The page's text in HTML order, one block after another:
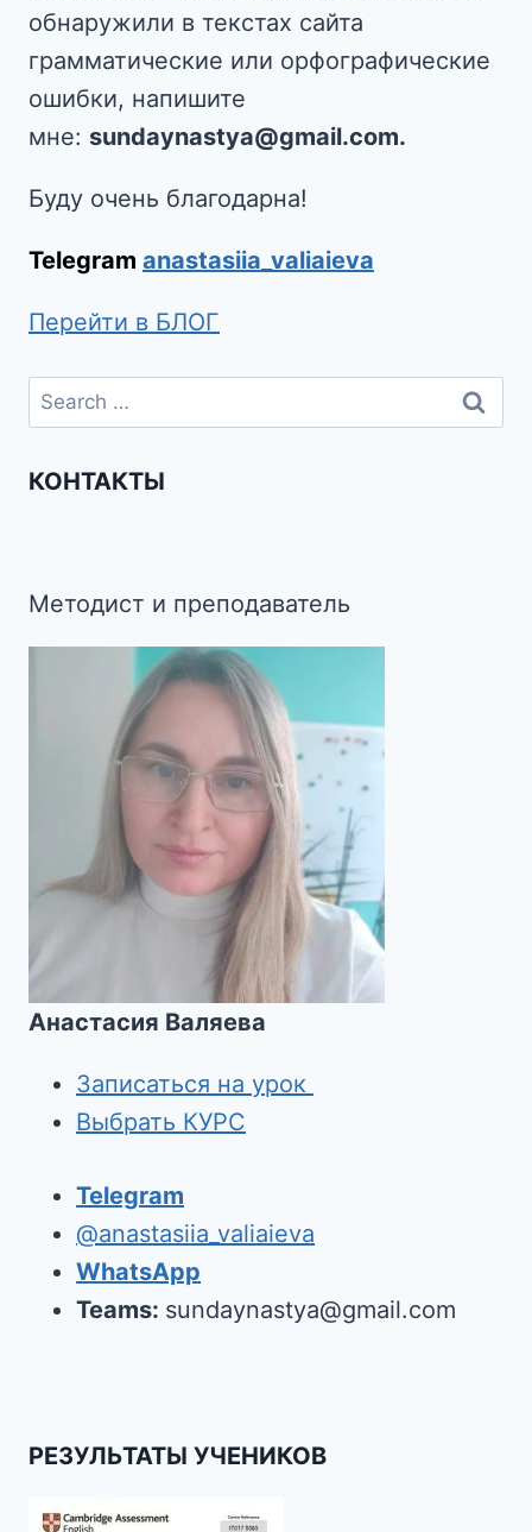
обнаружили в текстах сайта
грамматические или орфографические
ошибки, напишите
мне: sundaynastya@gmail.com.
Буду очень благодарна!
Telegram anastasiia_valiaieva
Перейти в БЛОГ
КОНТАКТЫ
Методист и преподаватель
Анастасия Валяева
Записаться на урок
Выбрать КУРС
Telegram
@anastasiia_valiaieva
WhatsApp
Teams: sundaynastya@gmail.com
РЕЗУЛЬТАТЫ УЧЕНИКОВ